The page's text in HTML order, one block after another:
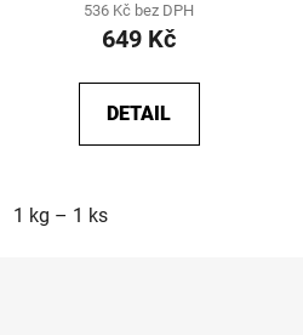
536 Kč bez DPH
649 Kč
DETAIL
1 kg – 1 ks